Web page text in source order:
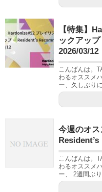
【特集】
ックアッ
2026/03/12
こんばんは。
わるオススメ
ー、久しぶり
今週のオ
こんばんは。
わるオススメ
ー、 2週間ぶ